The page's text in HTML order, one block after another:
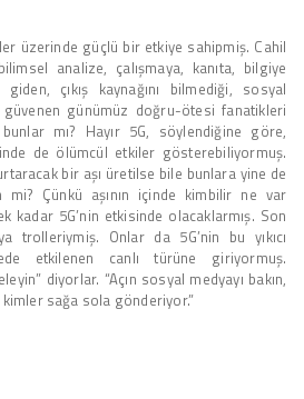
üzerinde güçlü bir etkiye sahipmiş. Cahil
analize, çalışmaya, kanıta, bilgiye
çıkış kaynağını bilmediği, sosyal
günümüz doğru-ötesi fanatikleri
mı? Hayır 5G, söylendiğine göre,
de ölümcül etkiler gösterebiliyormuş.
bir aşı üretilse bile bunlara yine de
mi? Çünkü aşının içinde kimbilir ne var
kadar 5G’nin etkisinde olacaklarmış. Son
Onlar da 5G’nin bu yıkıcı
etkilenen canlı türüne giriyormuş.
diyorlar. “Açın sosyal medyayı bakın,
sağa sola gönderiyor.”